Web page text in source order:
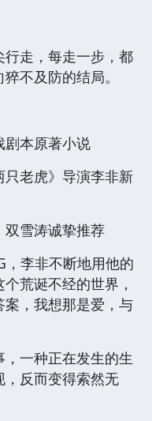
走，每走一步，都
不及防的结局。
本原著小说
老虎》导演李非新
雪涛诚挚推荐
李非不断地用他的
荒诞不经的世界，
案，我想那是爱，与
一种正在发生的生
反而变得索然无